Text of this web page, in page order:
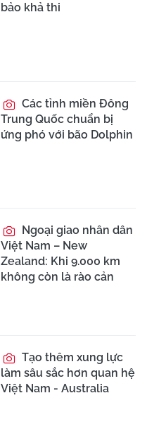
bảo khả thi
Các tỉnh miền Đông
Trung Quốc chuẩn bị
ứng phó với bão Dolphin
Ngoại giao nhân dân
Việt Nam – New
Zealand: Khi 9.000 km
không còn là rào cản
Tạo thêm xung lực
làm sâu sắc hơn quan hệ
Việt Nam - Australia